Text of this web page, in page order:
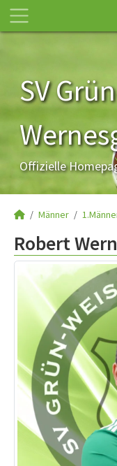
SV
Offizielle
Männer
Robert